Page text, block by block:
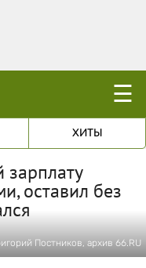
☰
ХИТЫ
оставил без
Постников, архив 66.RU